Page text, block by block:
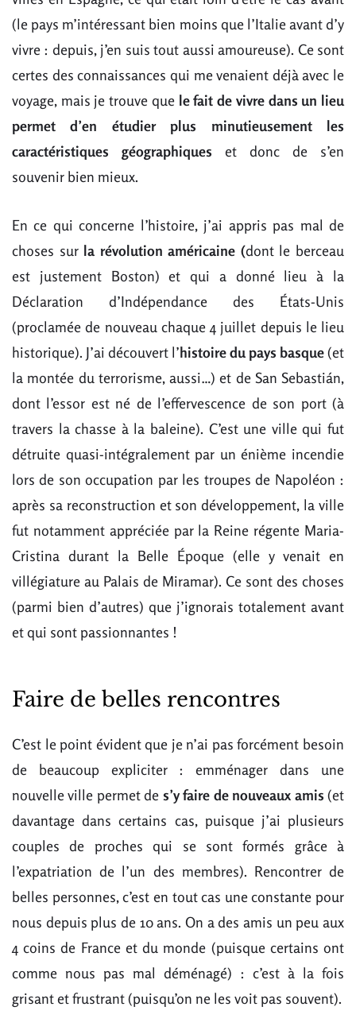
(le pays m’intéressant bien moins que l’Italie avant d’y
vivre : depuis, j’en suis tout aussi amoureuse). Ce sont
certes des connaissances qui me venaient déjà avec le
voyage, mais je trouve que le fait de vivre dans un lieu
permet d’en étudier plus minutieusement les
caractéristiques géographiques et donc de s’en
souvenir bien mieux.
En ce qui concerne l’histoire, j’ai appris pas mal de
choses sur la révolution américaine (dont le berceau
est justement Boston) et qui a donné lieu à la
Déclaration d’Indépendance des États-Unis
(proclamée de nouveau chaque 4 juillet depuis le lieu
historique). J’ai découvert l’histoire du pays basque(et
la montée du terrorisme, aussi…) et de San Sebastián,
dont l’essor est né de l’effervescence de son port (à
travers la chasse à la baleine). C’est une ville qui fut
détruite quasi-intégralement par un énième incendie
lors de son occupation par les troupes de Napoléon :
après sa reconstruction et son développement, la ville
fut notamment appréciée par la Reine régente Maria-
Cristina durant la Belle Époque (elle y venait en
villégiature au Palais de Miramar). Ce sont des choses
(parmi bien d’autres) que j’ignorais totalement avant
et qui sont passionnantes !
Faire de belles rencontres
C’est le point évident que je n’ai pas forcément besoin
de beaucoup expliciter : emménager dans une
nouvelle ville permet de s’y faire de nouveaux amis(et
davantage dans certains cas, puisque j’ai plusieurs
couples de proches qui se sont formés grâce à
l’expatriation de l’un des membres). Rencontrer de
belles personnes, c’est en tout cas une constante pour
nous depuis plus de 10 ans. On a des amis un peu aux
4 coins de France et du monde (puisque certains ont
comme nous pas mal déménagé) : c’est à la fois
grisant et frustrant (puisqu’on ne les voit pas souvent).